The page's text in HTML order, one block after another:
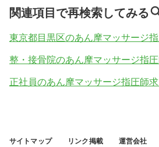
関連項目で再検索してみる
東京都目黒区のあん摩マッサージ
整・接骨院のあん摩マッサージ指
正社員のあん摩マッサージ指圧師
サイトマップ リンク掲載 運営会社